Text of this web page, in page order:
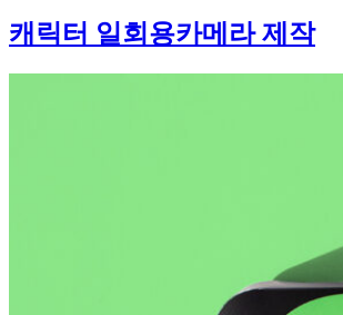
캐릭터 일회용카메라 제작